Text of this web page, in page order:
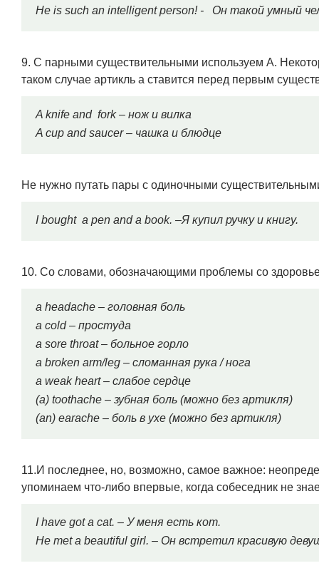
He is such an intelligent person! - Он такой умный
9. С парными существительными используем А.
таком случае артикль а ставится перед первым
A knife and fork – нож и вилка
A cup and saucer – чашка и блюдце
Не нужно путать пары с одиночными
I bought a pen and a book. –Я купил ручку и книгу.
10. Со словами, обозначающими проблемы со
a headache – головная боль
a cold – простуда
a sore throat – больное горло
a broken arm/leg – сломанная рука / нога
a weak heart – слабое сердце
(a) toothache – зубная боль (можно без артикля)
(an) earache – боль в ухе (можно без артикля)
11.И последнее, но, возможно, самое важное:
упоминаем что-либо впервые, когда собеседник не
I have got a cat. – У меня есть кот.
He met a beautiful girl. – Он встретил красивую